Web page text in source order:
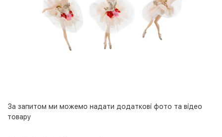
За запитом ми можемо надати додаткові фото та відео
товару